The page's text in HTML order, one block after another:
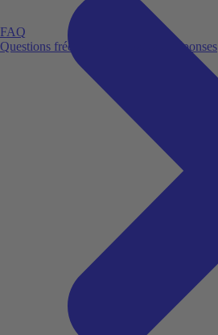
FAQ
Questions fréquemment posées et réponses